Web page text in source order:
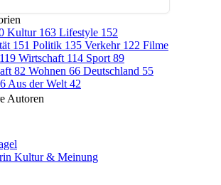
Kultur 163 Lifestyle 152
151 Politik 135 Verkehr 122 Filme
119 Wirtschaft 114 Sport 89
82 Wohnen 66 Deutschland 55
Aus der Welt 42
Autoren
Kultur & Meinung